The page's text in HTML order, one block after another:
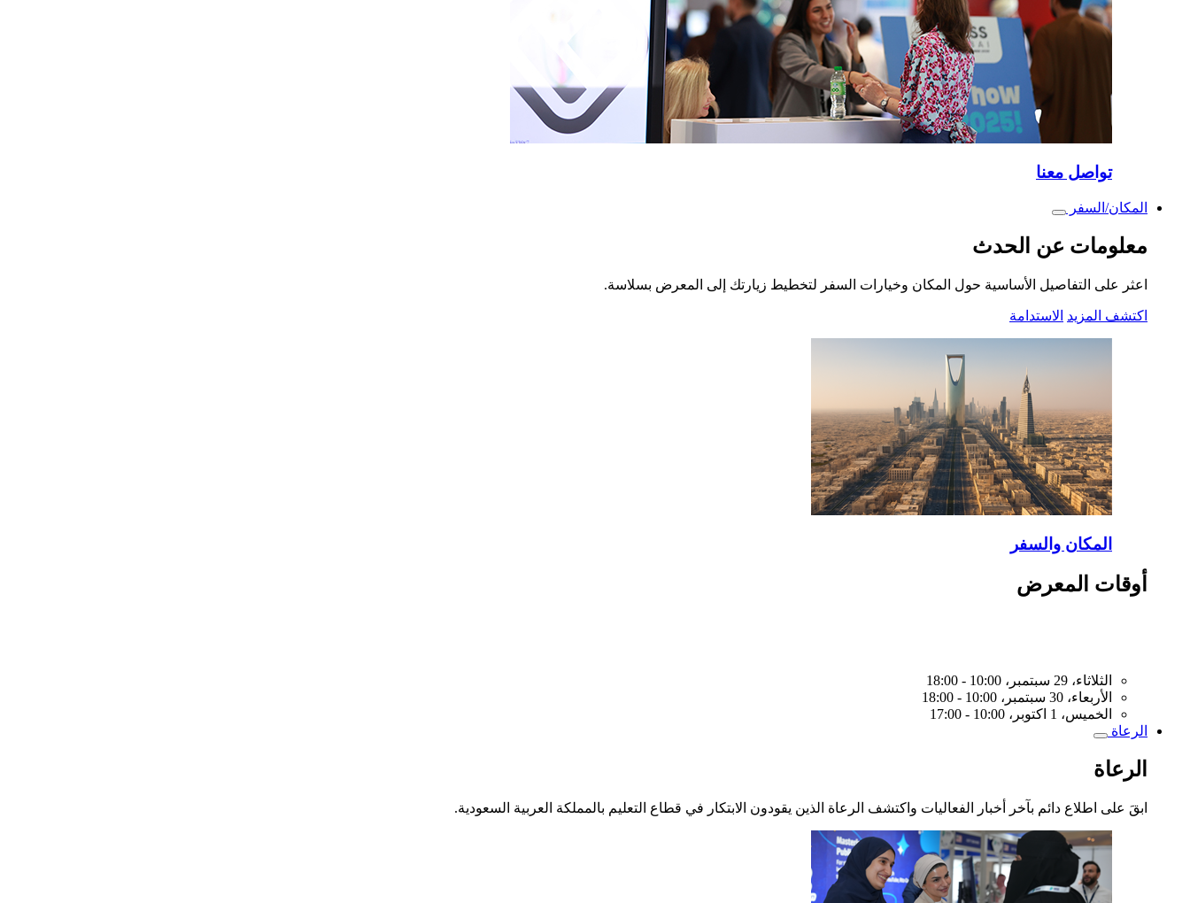
تواصل معنا
المكان/السفر
Toggle
معلومات عن الحدث
اعثر على التفاصيل الأساسية حول المكان وخيارات السفر لتخطيط زيارتك إلى المعرض بسلاسة.
اكتشف المزيد الاستدامة
المكان والسفر
أوقات المعرض
الثلاثاء، 29 سبتمبر، 10:00 - 18:00
الأربعاء، 30 سبتمبر، 10:00 - 18:00
الخميس، 1 اكتوبر، 10:00 - 17:00
الرعاة
Toggle
الرعاة
ابقَ على اطلاع دائم بآخر أخبار الفعاليات واكتشف الرعاة الذين يقودون الابتكار في قطاع التعليم بالمملكة العربية السعودية.